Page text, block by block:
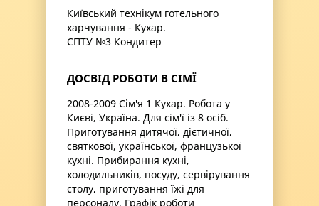
Київський технікум готельного
харчування - Кухар.
СПТУ №3 Кондитер
ДОСВІД РОБОТИ В СІМЇ
2008-2009 Сім'я 1 Кухар. Робота у
Києві, Україна. Для сім'ї із 8 осіб.
Приготування дитячої, дієтичної,
святкової, української, французької
кухні. Прибирання кухні,
холодильників, посуду, сервірування
столу, приготування їжі для
персоналу. Графік роботи